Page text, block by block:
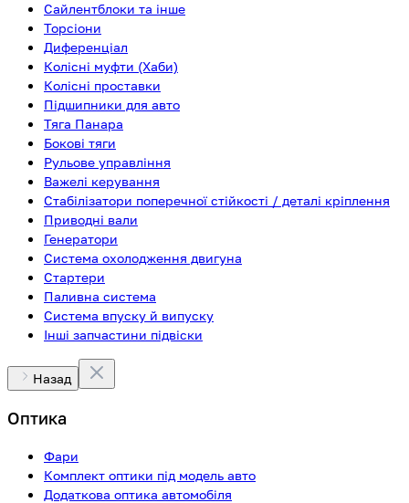
Сайлентблоки та інше
Торсіони
Диференціал
Колісні муфти (Хаби)
Колісні проставки
Підшипники для авто
Тяга Панара
Бокові тяги
Рульове управління
Важелі керування
Стабілізатори поперечної стійкості / деталі кріплення
Приводні вали
Генератори
Система охолодження двигуна
Стартери
Паливна система
Система впуску й випуску
Інші запчастини підвіски
Назад
Оптика
Фари
Комплект оптики під модель авто
Додаткова оптика автомобіля